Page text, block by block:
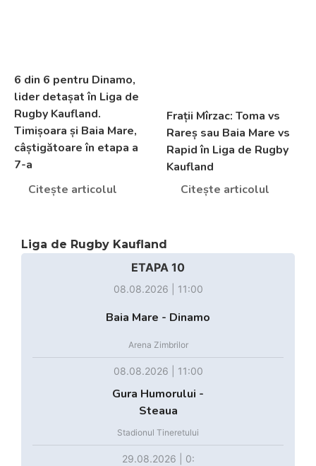
6 din 6 pentru Dinamo,
lider detașat în Liga de
Rugby Kaufland.
Timișoara și Baia Mare,
câștigătoare în etapa a
7-a
Citește articolul
Frații Mîrzac: Toma vs
Rareș sau Baia Mare vs
Rapid în Liga de Rugby
Kaufland
Citește articolul
Liga de Rugby Kaufland
ETAPA 10
08.08.2026 | 11:00
Baia Mare - Dinamo
Arena Zimbrilor
08.08.2026 | 11:00
Gura Humorului -
Steaua
Stadionul Tineretului
29.08.2026 | 0: